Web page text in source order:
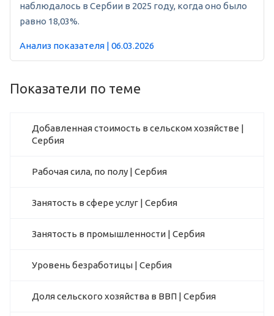
наблюдалось в Сербии в 2025 году, когда оно было
равно 18,03%.
Анализ показателя | 06.03.2026
Показатели по теме
Добавленная стоимость в сельском хозяйстве |
Сербия
Рабочая сила, по полу | Сербия
Занятость в сфере услуг | Сербия
Занятость в промышленности | Сербия
Уровень безработицы | Сербия
Доля сельского хозяйства в ВВП | Сербия